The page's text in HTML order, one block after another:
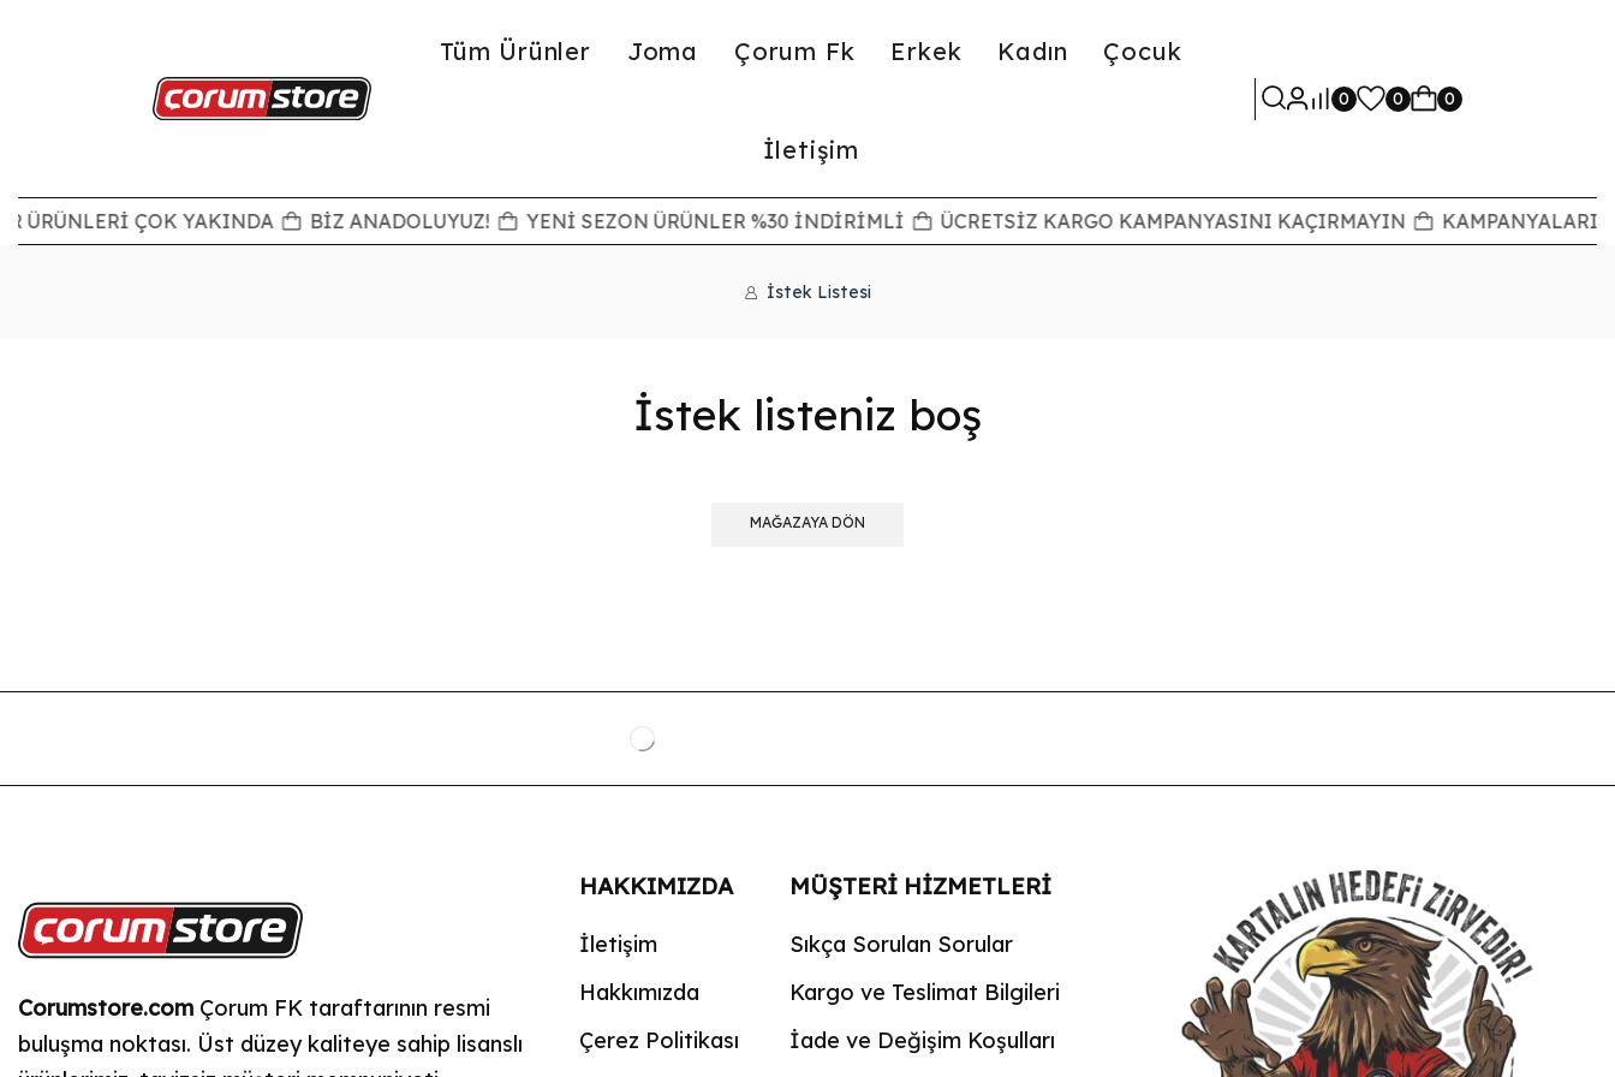
Tüm Ürünler Joma Çorum Fk Erkek Kadın Çocuk
İletişim
0 0 0
ÜRÜNLERİ ÇOK YAKINDA BİZ ANADOLUYUZ! YENİ SEZON ÜRÜNLER %30 İNDİRİMLİ ÜCRETSİZ KARGO KAMPANYASINI KAÇIRMAYIN KAMPANYALARI
İstek Listesi
İstek listeniz boş
MAĞAZAYA DÖN
Corumstore.com Çorum FK taraftarının resmi
buluşma noktası. Üst düzey kaliteye sahip lisanslı
HAKKIMIZDA
İletişim
Hakkımızda
Çerez Politikası
MÜŞTERI HIZMETLERI
Sıkça Sorulan Sorular
Kargo ve Teslimat Bilgileri
İade ve Değişim Koşulları